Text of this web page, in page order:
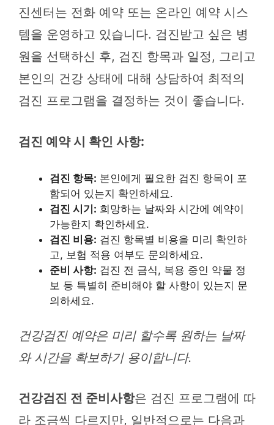
진센터는 전화 예약 또는 온라인 예약 시스
템을 운영하고 있습니다. 검진받고 싶은 병
원을 선택하신 후, 검진 항목과 일정, 그리고
본인의 건강 상태에 대해 상담하여 최적의
검진 프로그램을 결정하는 것이 좋습니다.
검진 예약 시 확인 사항:
검진 항목: 본인에게 필요한 검진 항목이 포
함되어 있는지 확인하세요.
검진 시기: 희망하는 날짜와 시간에 예약이
가능한지 확인하세요.
검진 비용: 검진 항목별 비용을 미리 확인하
고, 보험 적용 여부도 문의하세요.
준비 사항: 검진 전 금식, 복용 중인 약물 정
보 등 특별히 준비해야 할 사항이 있는지 문
의하세요.
건강검진 예약은 미리 할수록 원하는 날짜
와 시간을 확보하기 용이합니다.
건강검진 전 준비사항은 검진 프로그램에 따
라 조금씩 다르지만, 일반적으로는 다음과